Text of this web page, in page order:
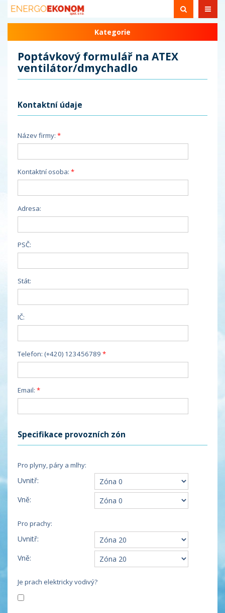
Kategorie
Poptávkový formulář na ATEX
ventilátor/dmychadlo
Kontaktní údaje
Název firmy:
Kontaktní osoba:
Adresa:
PSČ:
Stát:
IČ:
Telefon: (+420) 123456789
Email:
Specifikace provozních zón
Pro plyny, páry a mlhy:
Uvnitř:
Vně:
Pro prachy:
Uvnitř:
Vně:
Je prach elektricky vodivý?